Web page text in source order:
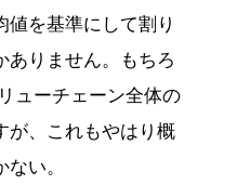
値を基準にして割り
ありません。もちろ
ューチェーン全体の
が、これもやはり概
い。